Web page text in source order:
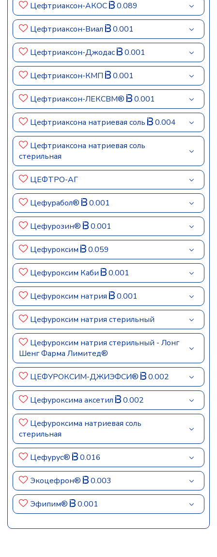
Цефтриаксон-АКОС 0.089
Цефтриаксон-Виал 0.001
Цефтриаксон-Джодас 0.001
Цефтриаксон-КМП 0.001
Цефтриаксон-ЛЕКСВМ® 0.001
Цефтриаксона натриевая соль 0.004
Цефтриаксона натриевая соль
стерильная
ЦЕФТРО-АГ
Цефурабол® 0.001
Цефурозин® 0.001
Цефуроксим 0.059
Цефуроксим Каби 0.001
Цефуроксим натрия 0.001
Цефуроксим натрия стерильный
Цефуроксим натрия стерильный - Лонг
Шенг Фарма Лимитед®
ЦЕФУРОКСИМ-ДЖИЭФСИ® 0.002
Цефуроксима аксетил 0.002
Цефуроксима натриевая соль
стерильная
Цефурус® 0.016
Экоцефрон® 0.003
Эфипим® 0.001